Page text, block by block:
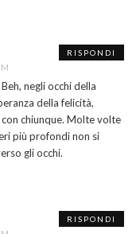
negli occhi della
della felicità,
con chiunque. Molte volte
più profondi non si
gli occhi.
RISPONDI
RISPONDI